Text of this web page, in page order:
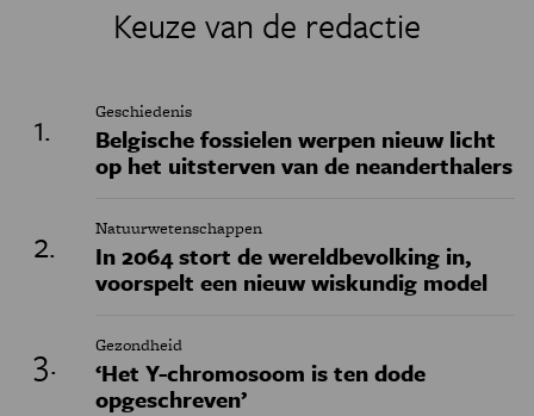
Keuze van de redactie
Geschiedenis
Belgische fossielen werpen nieuw licht
op het uitsterven van de neanderthalers
Natuurwetenschappen
In 2064 stort de wereldbevolking in,
voorspelt een nieuw wiskundig model
Gezondheid
‘Het Y-chromosoom is ten dode
opgeschreven’